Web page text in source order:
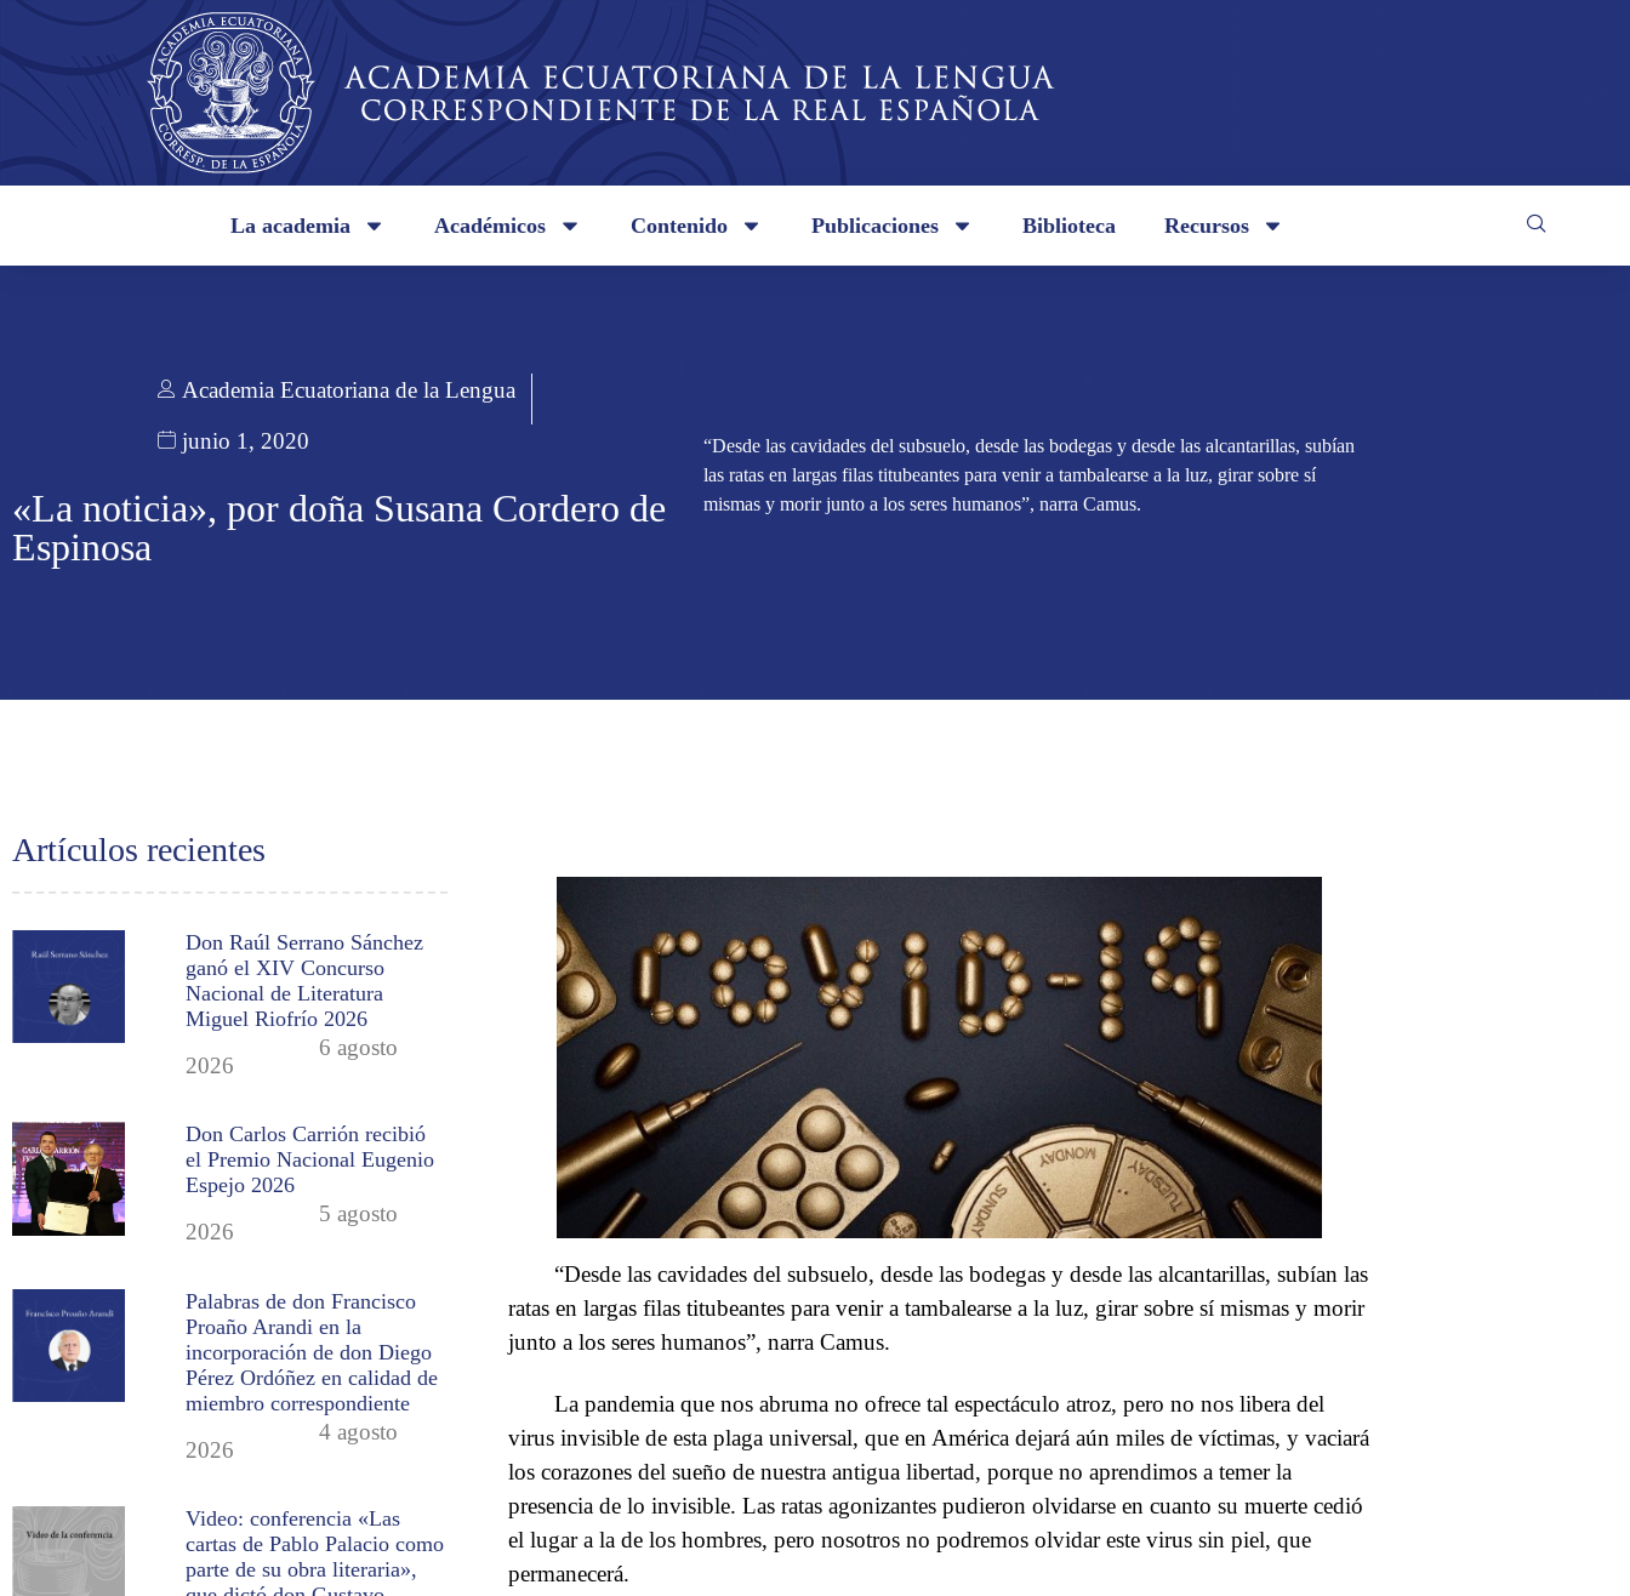
La academia Académicos Contenido Publicaciones Biblioteca Recursos
Academia Ecuatoriana de la Lengua
junio 1, 2020
«La noticia», por doña Susana Cordero de
Espinosa
“Desde las cavidades del subsuelo, desde las bodegas y desde las alcantarillas, subían
las ratas en largas filas titubeantes para venir a tambalearse a la luz, girar sobre sí
mismas y morir junto a los seres humanos”, narra Camus.
Artículos recientes
Don Raúl Serrano Sánchez
ganó el XIV Concurso
Nacional de Literatura
Miguel Riofrío 2026
6 agosto
2026
Don Carlos Carrión recibió
el Premio Nacional Eugenio
Espejo 2026
5 agosto
2026
Palabras de don Francisco
Proaño Arandi en la
incorporación de don Diego
Pérez Ordóñez en calidad de
miembro correspondiente
4 agosto
2026
Video: conferencia «Las
cartas de Pablo Palacio como
parte de su obra literaria»,
“Desde las cavidades del subsuelo, desde las bodegas y desde las alcantarillas, subían las
ratas en largas filas titubeantes para venir a tambalearse a la luz, girar sobre sí mismas y morir
junto a los seres humanos”, narra Camus.
La pandemia que nos abruma no ofrece tal espectáculo atroz, pero no nos libera del
virus invisible de esta plaga universal, que en América dejará aún miles de víctimas, y vaciará
los corazones del sueño de nuestra antigua libertad, porque no aprendimos a temer la
presencia de lo invisible. Las ratas agonizantes pudieron olvidarse en cuanto su muerte cedió
el lugar a la de los hombres, pero nosotros no podremos olvidar este virus sin piel, que
permanecerá.